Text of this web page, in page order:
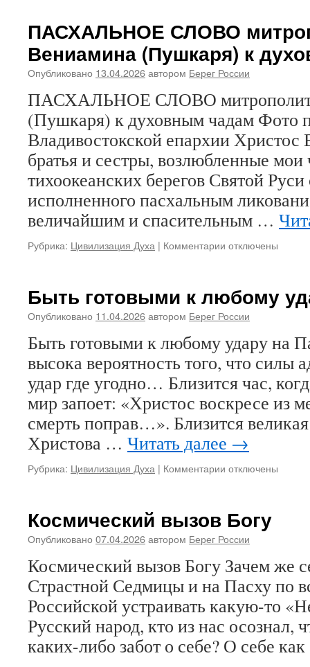
наш
сосед,
но
границе
вызывает
ПАСХАЛЬНОЕ СЛОВО
Вениамина (Пушкаря) к
Опубликовано 13.04.2026автором Берег России
ПАСХАЛЬНОЕ СЛОВО
(Пушкаря) к духовным чадам Фото
Владивостокской епархии Христос
братья и сестры, возлюбленные
тихоокеанских берегов Святой Руси
исполненного пасхальным
величайшим и спасительным …
Рубрика: Цивилизация Духа | Комментарии к
митрополита
Вениамина
к
духовным
чадам
отключены
Быть готовыми к любому
Опубликовано 11.04.2026автором Берег России
Быть готовыми к любому удару на
высока вероятность того, что силы
удар где угодно… Близится час,
мир запоет: «Христос воскресе из
смерть поправ…». Близится
Христова … Читать далее →
Рубрика: Цивилизация Духа | Комментарии к
любому
на
Пасху
отключены
Космический вызов Богу
Опубликовано 07.04.2026автором Берег России
Космический вызов Богу Зачем же
Страстной Седмицы и на Пасху по
Российской устраивать какую-то
Русский народ, кто из нас осознал,
каких-либо забот о себе? О себе